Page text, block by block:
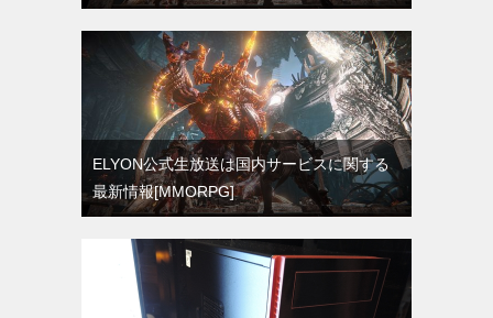
ELYON公式生放送は国内サービスに関する
最新情報[MMORPG]